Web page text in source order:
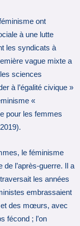
ont
à une lutte
les syndicats à
vague mixte a
sciences
à l’égalité civique »
«
pour les femmes
le féminisme
l’après-guerre. Il a
les années
embrassaient
et des mœurs, avec
fécond ; l’on